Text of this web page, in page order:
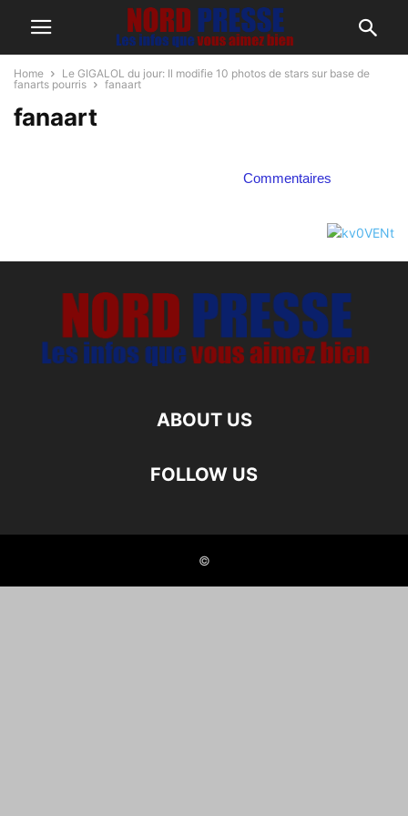
Home
Le GIGALOL du jour: Il modifie 10 photos de stars sur base de
fanarts pourris
fanaart
fanaart
Commentaires
ABOUT US
FOLLOW US
©